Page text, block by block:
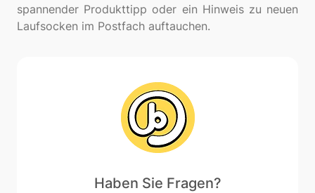
spannender Produkttipp oder ein Hinweis zu neuen
Haben Sie Fragen?